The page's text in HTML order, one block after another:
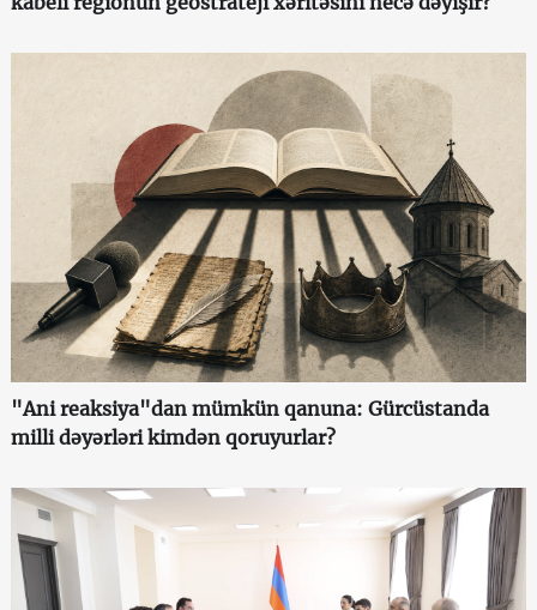
"Ani reaksiya"dan mümkün qanuna: Gürcüstanda
milli dəyərləri kimdən qoruyurlar?